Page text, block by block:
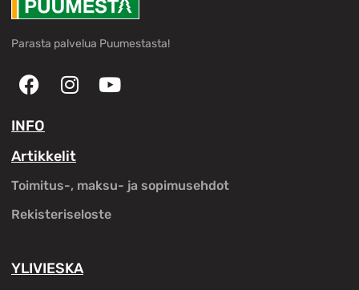
Parasta palvelua Puumestasta!
INFO
Artikkelit
Toimitus-, maksu- ja sopimusehdot
Rekisteriseloste
YLIVIESKA